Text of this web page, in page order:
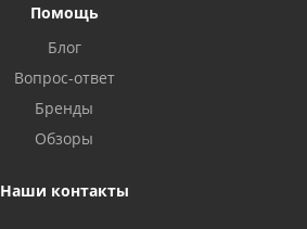
Помощь
Блог
Вопрос-ответ
Бренды
Обзоры
Наши контакты